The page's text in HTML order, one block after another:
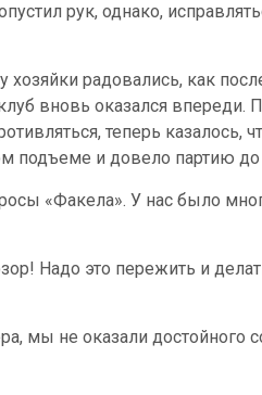
рук, однако,
радовались, как
вновь оказался впереди.
теперь казалось,
и довело партию до
«Факела». У нас было
Надо это пережить и
мы не оказали достойного